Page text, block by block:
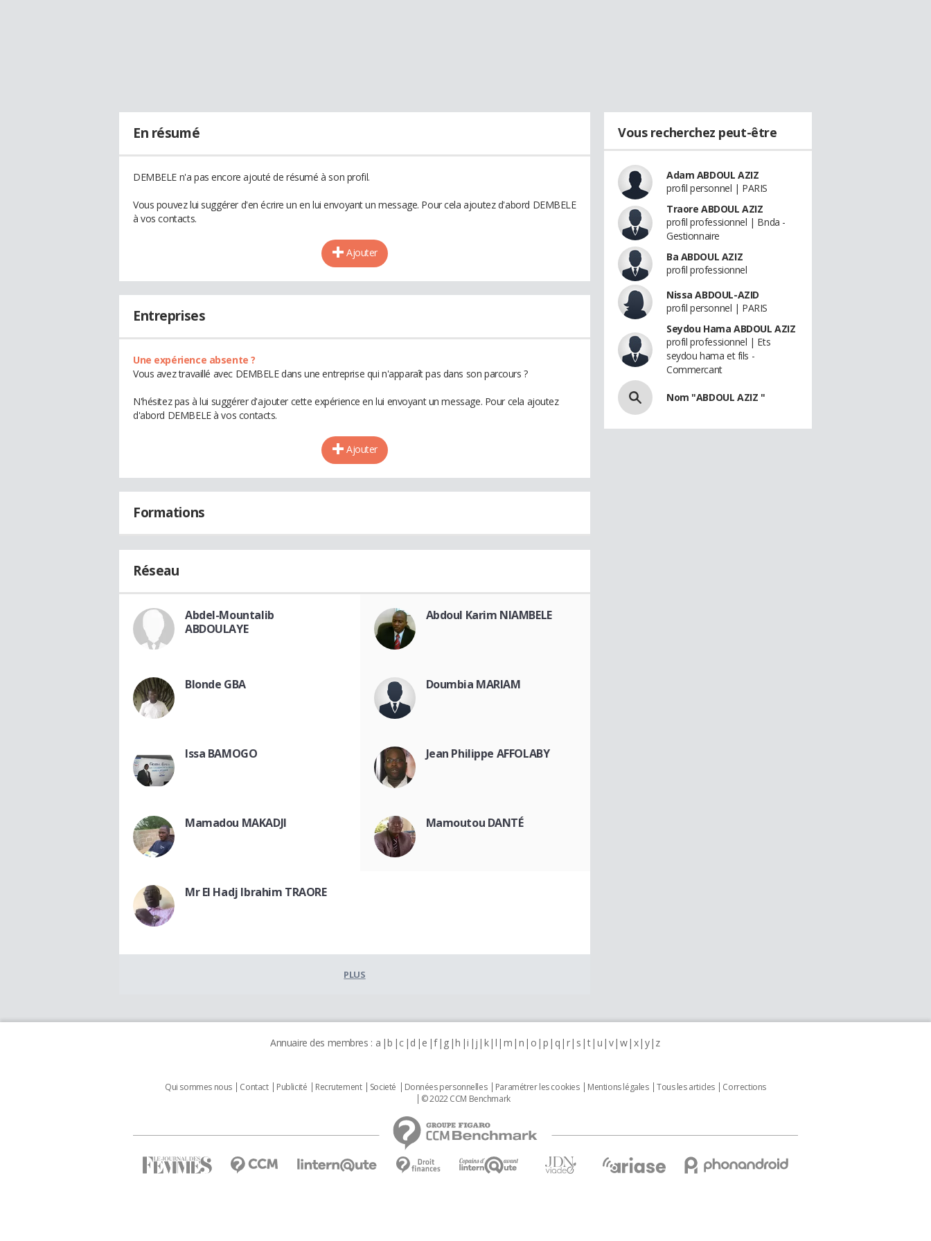
En résumé
DEMBELE n'a pas encore ajouté de résumé à son profil.
Vous pouvez lui suggérer d'en écrire un en lui envoyant un message. Pour cela ajoutez d'abord DEMBELE
à vos contacts.
Ajouter
Entreprises
Une expérience absente ?
Vous avez travaillé avec DEMBELE dans une entreprise qui n'apparaît pas dans son parcours ?
N'hésitez pas à lui suggérer d'ajouter cette expérience en lui envoyant un message. Pour cela ajoutez
d'abord DEMBELE à vos contacts.
Ajouter
Formations
Réseau
Abdel-Mountalib
ABDOULAYE
Abdoul Karim NIAMBELE
Blonde GBA Doumbia MARIAM
Issa BAMOGO Jean Philippe AFFOLABY
Mamadou MAKADJI Mamoutou DANTÉ
Mr El Hadj Ibrahim TRAORE
PLUS
Vous recherchez peut-être
Adam ABDOUL AZIZ
profil personnel | PARIS
Traore ABDOUL AZIZ
profil professionnel | Bnda -
Gestionnaire
Ba ABDOUL AZIZ
profil professionnel
Nissa ABDOUL-AZID
profil personnel | PARIS
Seydou Hama ABDOUL AZIZ
profil professionnel | Ets
seydou hama et fils -
Commercant
Nom "ABDOUL AZIZ "
Annuaire des membres : a b c d e f g h i j k l m n o p q r s t u v w x y z
Qui sommes nous Contact Publicité Recrutement Societé Données personnelles Paramétrer les cookies Mentions légales Tous les articles
Corrections
© 2022 CCM Benchmark